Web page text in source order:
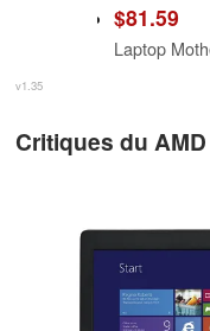
$81.59
v1.35
Critiques du